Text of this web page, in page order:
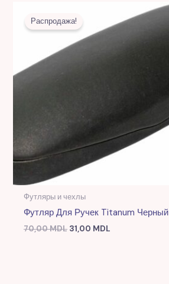
Распродажа!
Футляры и чехлы
Футляр Для Ручек Titanum Черный
70,00MDL
цена
составляла
70,00 MDL.
31,00 MDL
цена:
31,00 MDL.